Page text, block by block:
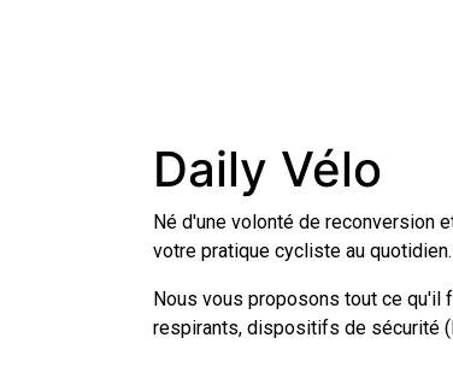
Daily Vélo
Né d'une volonté de reconversion
votre pratique cycliste au quotidien.
Nous vous proposons tout ce qu'il
respirants, dispositifs de sécurité